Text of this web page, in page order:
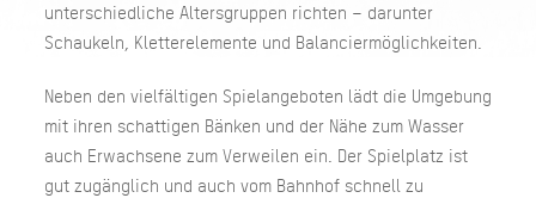
unterschiedliche Altersgruppen richten – darunter
Schaukeln, Kletterelemente und Balanciermöglichkeiten.
Neben den vielfältigen Spielangeboten lädt die Umgebung
mit ihren schattigen Bänken und der Nähe zum Wasser
auch Erwachsene zum Verweilen ein. Der Spielplatz ist
gut zugänglich und auch vom Bahnhof schnell zu